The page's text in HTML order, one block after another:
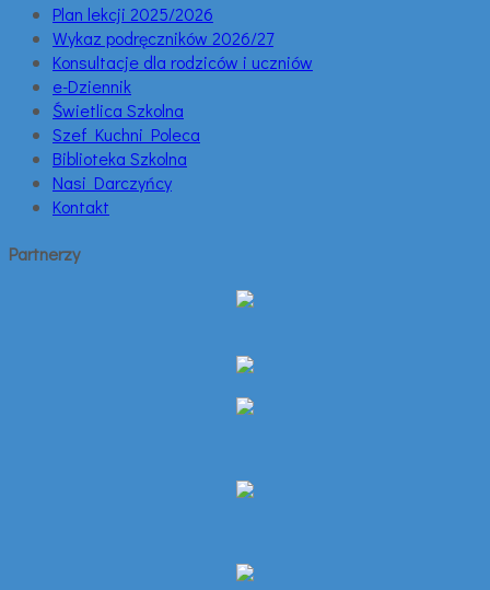
Plan lekcji 2025/2026
Wykaz podręczników 2026/27
Konsultacje dla rodziców i uczniów
e-Dziennik
Świetlica Szkolna
Szef Kuchni Poleca
Biblioteka Szkolna
Nasi Darczyńcy
Kontakt
Partnerzy